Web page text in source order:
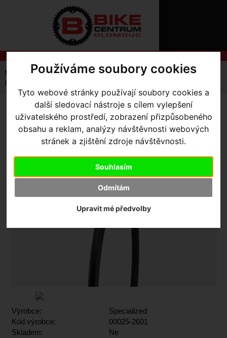
Používáme soubory cookies
Tyto webové stránky používají soubory cookies a
další sledovací nástroje s cílem vylepšení
uživatelského prostředí, zobrazení přizpůsobeného
obsahu a reklam, analýzy návštěvnosti webových
stránek a zjištění zdroje návštěvnosti.
Souhlasím
Odmítám
Upravit mé předvolby
O
REGISTRACE
ZTRATILI
Úvodní strana Komponenty Pláště
Silniční
plášť Specialized S-Works Turbo Folding
PLÁŠŤ SPECIALIZED S-
WORKS TURBO FOLDING-
Black 700 x 26mm
Výrobce:
Specialized
Kód výrobce:
00025-2601
Skladem:
Ne